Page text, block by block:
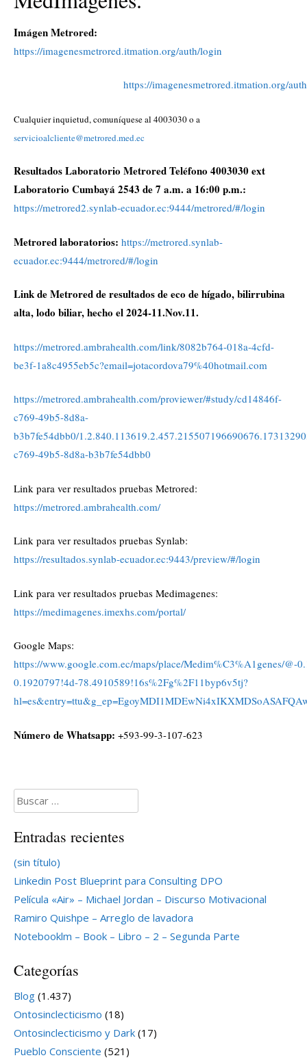
Imágen Metrored:
https://imagenesmetrored.itmation.org/auth/login
https://imagenesmetrored.itmation.org/
Cualquier inquietud, comuníquese al 4003030 o a
servicioalcliente@metrored.med.ec
Resultados Laboratorio Metrored Teléfono 4003030 ext
Laboratorio Cumbayá 2543 de 7 a.m. a 16:00 p.m.:
https://metrored2.synlab-ecuador.ec:9444/metrored/#/login
Metrored laboratorios: https://metrored.synlab-
ecuador.ec:9444/metrored/#/login
Link de Metrored de resultados de eco de hígado, bilirrubina
alta, lodo biliar, hecho el 2024-11.Nov.11.
https://metrored.ambrahealth.com/link/8082b764-018a-4cfd-
be3f-1a8c4955eb5c?email=jotacordova79%40hotmail.com
https://metrored.ambrahealth.com/proviewer/#study/cd14846f-
c769-49b5-8d8a-
b3b7fe54dbb0/
c769-49b5-8d8a-b3b7fe54dbb0
Link para ver resultados pruebas Metrored:
https://metrored.ambrahealth.com/
Link para ver resultados pruebas Synlab:
https://resultados.synlab-ecuador.ec:9443/preview/#/login
Link para ver resultados pruebas Medimagenes:
https://medimagenes.imexhs.com/portal/
Google Maps:
https://www.google.com.ec/maps/place/Medim%C3%A1genes/
0.1920797!4d-78.4910589!16s%2Fg%2F11byp6v5tj?
Número de Whatsapp: +593-99-3-107-623
Buscar:
Entradas recientes
(sin título)
Linkedin Post Blueprint para Consulting DPO
Película «Air» – Michael Jordan – Discurso Motivacional
Ramiro Quishpe – Arreglo de lavadora
Notebooklm – Book – Libro – 2 – Segunda Parte
Categorías
Blog (1.437)
Ontosinclecticismo (18)
Ontosinclecticismo y Dark (17)
Pueblo Consciente (521)